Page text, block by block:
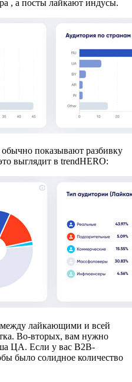
, а посты лайкают индусы.
показывают разбивку
выглядит в trendHERO:
между лайкающими и всей
Во-вторых, вам нужно
ЦА. Если у вас B2B-
было солидное количество